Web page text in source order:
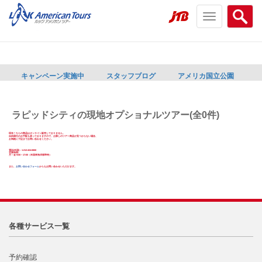
Search
menu
Toggle
navigation
キャンペーン実施中 スタッフブログ アメリカ国立公園
ラピッドシティの現地オプショナルツアー(全0件)
現在こちらの商品はオンライン販売しておりません。
自由旅行のお手配も承っておりますので、お探しのツアー商品が見つからない場合、
お気軽に下記までお問い合わせください。
電話(米国)：1-212-424-0800
営業時間:
月～金 9:00～17:00（米国東海岸標準時）
また、 お問い合わせフォームからもお問い合わせいただけます。
各種サービス一覧
予約確認